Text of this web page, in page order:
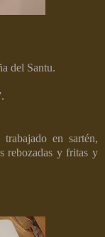
del Santu.
en sartén,
rebozadas y fritas y